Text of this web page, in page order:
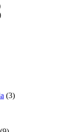
(3)